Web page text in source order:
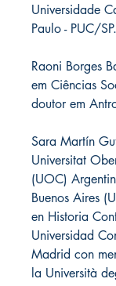
Universidade
Paulo - PUC/SP.
Raoni Borges
em Ciências
doutor em
Sara Martín
Universitat
(UOC)
Buenos Aires
en Historia
Universidad
Madrid con
la Università